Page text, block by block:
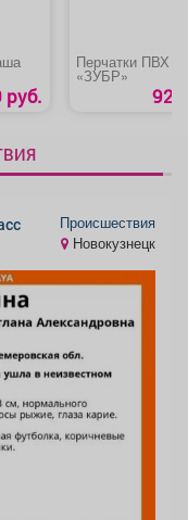
руб.
Перчатки ПВХ
«ЗУБР»
92
Происшествия
Новокузнецк